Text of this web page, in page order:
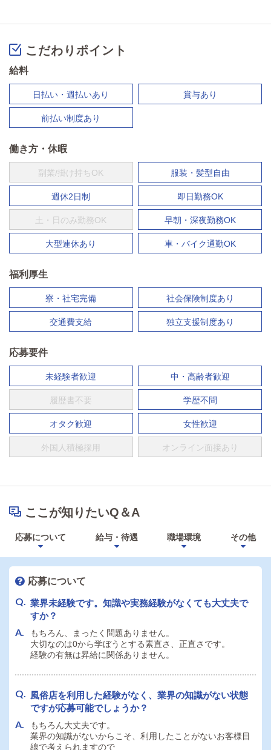
こだわりポイント
給料
日払い・週払いあり 賞与あり
前払い制度あり
働き方・休暇
副業/掛け持ちOK 服装・髪型自由
週休2日制 即日勤務OK
土・日のみ勤務OK 早朝・深夜勤務OK
大型連休あり 車・バイク通勤OK
福利厚生
寮・社宅完備 社会保険制度あり
交通費支給 独立支援制度あり
応募要件
未経験者歓迎 中・高齢者歓迎
履歴書不要 学歴不問
オタク歓迎 女性歓迎
外国人積極採用 オンライン面接あり
ここが知りたいQ＆A
応募について 給与・待遇 職場環境 その他
応募について
業界未経験です。知識や実務経験がなくても大丈夫で
すか？
もちろん、まったく問題ありません。
大切なのは0から学ぼうとする素直さ、正直さです。
経験の有無は昇給に関係ありません。
風俗店を利用した経験がなく、業界の知識がない状態
ですが応募可能でしょうか？
もちろん大丈夫です。
業界の知識がないからこそ、利用したことがないお客様目
線で考えられますので